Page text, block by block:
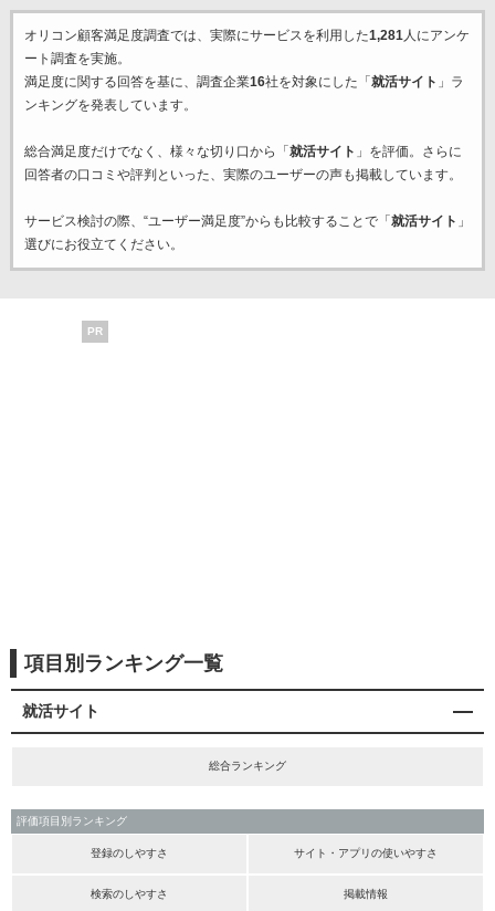
オリコン顧客満足度調査では、実際にサービスを利用した1,281人にアンケ
ート調査を実施。
満足度に関する回答を基に、調査企業16社を対象にした「 就活サイト 」ラ
ンキングを発表しています。
総合満足度だけでなく、様々な切り口から「 就活サイト 」を評価。さらに
回答者の口コミや評判といった、実際のユーザーの声も掲載しています。
サービス検討の際、“ユーザー満足度”からも比較することで「 就活サイト 」
選びにお役立てください。
PR
項目別ランキング一覧
就活サイト
総合ランキング
評価項目別ランキング
登録のしやすさ サイト・アプリの使いやすさ
検索のしやすさ 掲載情報